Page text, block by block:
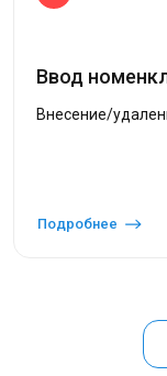
Ввод
Внесение/
Подробнее